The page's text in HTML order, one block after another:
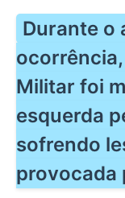
Durante o
Militar foi
esquerda
sofrendo
provocada